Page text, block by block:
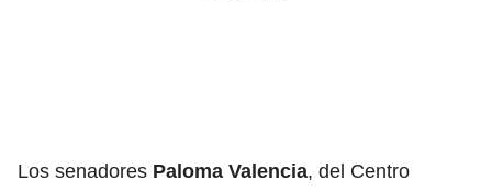
Los senadores Paloma Valencia, del Centro